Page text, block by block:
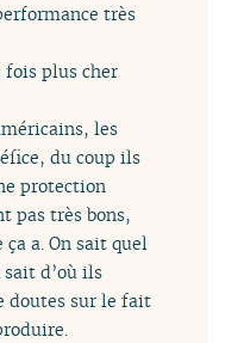
très
fois plus cher
les
du coup ils
protection
pas très bons,
a. On sait quel
d’où ils
doutes sur le fait